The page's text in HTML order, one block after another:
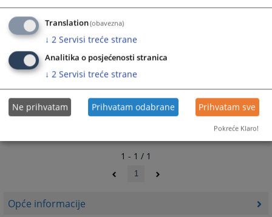
Opće informacije
2595
1 - 1 / 1
1
Translation(obavezna)
↓ 2 Servisi treće strane
Analitika o posjećenosti stranica
↓ 2 Servisi treće strane
Ne prihvatam Prihvatam odabrane Prihvatam sve
Pokreće Klaro!